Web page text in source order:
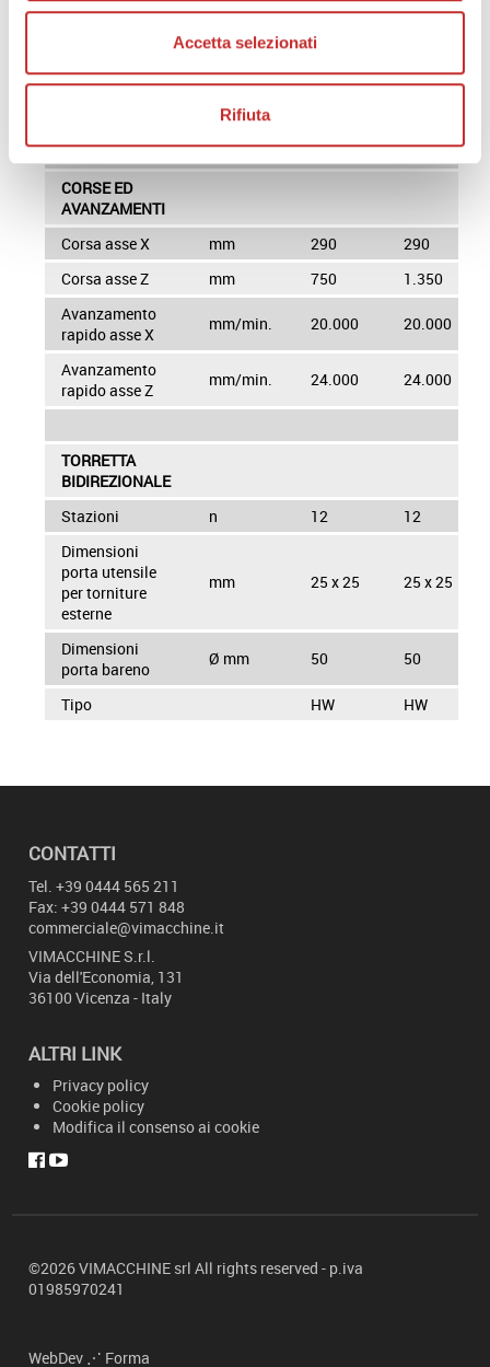
Accetta selezionati
Rifiuta
mandrino
giri/min 3.600
kW
CORSE ED
AVANZAMENTI
Corsa asse X
mm 290
290
Corsa asse Z
mm 750
1.350
Avanzamento
rapido asse X
mm/min. 20.000 20.000
Avanzamento
rapido asse Z
mm/min. 24.000 24.000
TORRETTA
BIDIREZIONALE
Stazioni
n 12
12
Dimensioni
porta utensile
per torniture
esterne
mm 25 x 25 25 x 25
Dimensioni
porta bareno
Ø mm 50 50
Tipo HW HW
CONTATTI
Tel. +39 0444 565 211
Fax: +39 0444 571 848
commerciale@vimacchine.it
VIMACCHINES.r.l.
Via dell'Economia, 131
36100 Vicenza - Italy
ALTRI LINK
Privacy policy
Cookie policy
Modifica il consenso ai cookie
©2026 VIMACCHINE srl All rights reserved - p. iva
01985970241
WebDev ⋰ Forma